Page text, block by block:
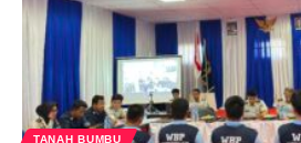
TANAH BUMBU